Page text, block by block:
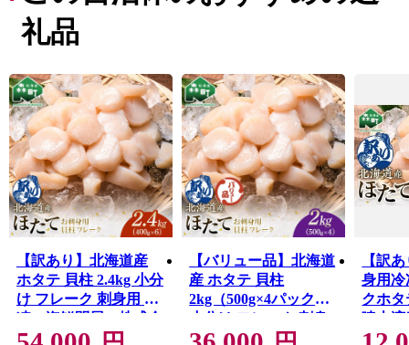
どの、貴重な史跡が多く点在し、また桜の名所として
1,000本以上の桜が咲き誇る、食・桜・歴史を間近に感じ
礼品
【訳あり】北海道産
ホタテ 貝柱 2.4kg 小分
け フレーク 刺身用 冷
凍＜海鮮問屋 株式会
社 瑞宝＞ 森町 ほた
【バリュー品】北海道
産 ホタテ 貝柱
2kg（500g×4パック）
小分け フレーク 刺身
用 冷凍 ＜海鮮問屋
【訳
身用冷
クホタ
噴火湾
300g